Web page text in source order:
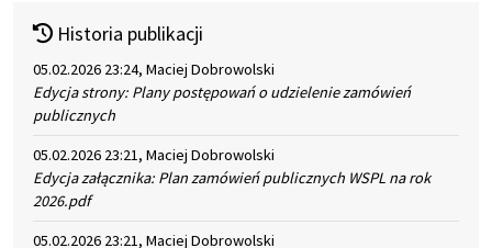
Historia publikacji
05.02.2026 23:24, Maciej Dobrowolski
Edycja strony: Plany postępowań o udzielenie zamówień
publicznych
05.02.2026 23:21, Maciej Dobrowolski
Edycja załącznika: Plan zamówień publicznych WSPL na rok
2026.pdf
05.02.2026 23:21, Maciej Dobrowolski